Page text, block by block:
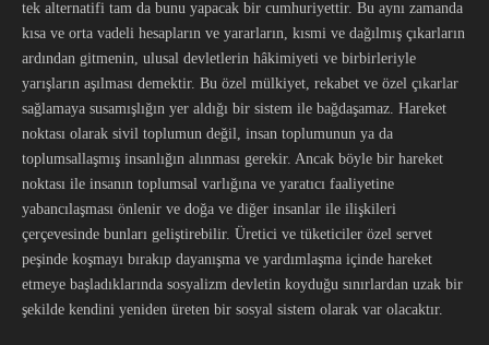
tek alternatifi tam da bunu yapacak bir cumhuriyettir. Bu aynı zamanda
kısa ve orta vadeli hesapların ve yararların, kısmi ve dağılmış çıkarların
ardından gitmenin, ulusal devletlerin hâkimiyeti ve birbirleriyle
yarışların aşılması demektir. Bu özel mülkiyet, rekabet ve özel çıkarlar
sağlamaya susamışlığın yer aldığı bir sistem ile bağdaşamaz. Hareket
noktası olarak sivil toplumun değil, insan toplumunun ya da
toplumsallaşmış insanlığın alınması gerekir. Ancak böyle bir hareket
noktası ile insanın toplumsal varlığına ve yaratıcı faaliyetine
yabancılaşması önlenir ve doğa ve diğer insanlar ile ilişkileri
çerçevesinde bunları geliştirebilir. Üretici ve tüketiciler özel servet
peşinde koşmayı bırakıp dayanışma ve yardımlaşma içinde hareket
etmeye başladıklarında sosyalizm devletin koyduğu sınırlardan uzak bir
şekilde kendini yeniden üreten bir sosyal sistem olarak var olacaktır.